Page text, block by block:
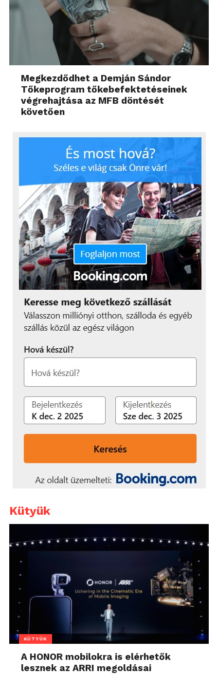
Megkezdődhet a Demján Sándor
Tőkeprogram tőkebefektetéseinek
végrehajtása az MFB döntését
követően
Kütyük
KÜTYÜK
A HONOR mobilokra is elérhetők
lesznek az ARRI megoldásai